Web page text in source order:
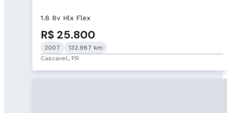
1.8 8v Hlx Flex
R$ 25.800
2007
132.987 km
Cascavel, PR